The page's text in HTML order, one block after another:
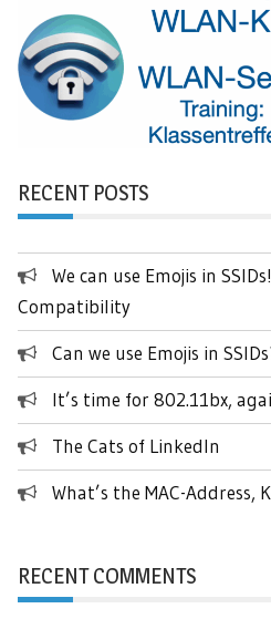
RECENT POSTS
We can use Emojis in
Compatibility
Can we use Emojis in
It’s time for 802.11bx,
The Cats of LinkedIn
What’s the MAC-Address,
RECENT COMMENTS